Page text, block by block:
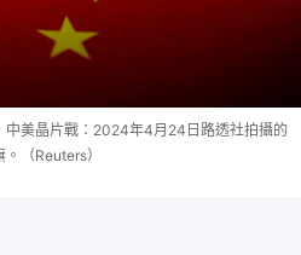
中美晶片戰：2024年4月24日路透社拍攝的
（Reuters）